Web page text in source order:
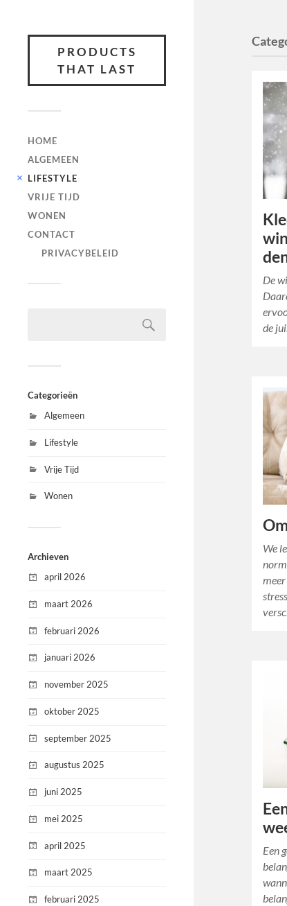
PRODUCTS
THAT LAST
HOME
ALGEMEEN
LIFESTYLE
VRIJE TIJD
WONEN
CONTACT
PRIVACYBELEID
Categorieën
Algemeen
Lifestyle
Vrije Tijd
Wonen
Archieven
april 2026
maart 2026
februari 2026
januari 2026
november 2025
oktober 2025
september 2025
augustus 2025
juni 2025
mei 2025
april 2025
maart 2025
februari 2025
De
de
We
Een